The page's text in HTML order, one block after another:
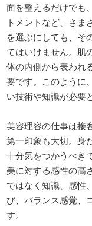
面を整えるだけでも
トメントなど、さま
を選ぶにしても、そ
てはいけません。肌
体の内側から表われ
要です。このように
い技術や知識が必要
美容理容の仕事は接
第一印象も大切。身
十分気をつかうべき
美に対する感性の高
ではなく知識、感性
び、バランス感覚、
す。